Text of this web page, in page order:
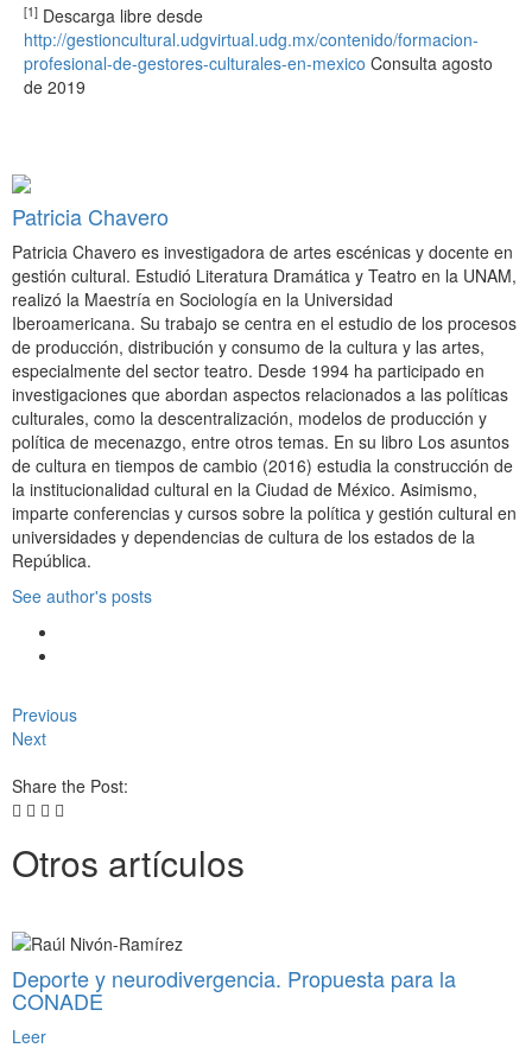
[1] Descarga libre desde
http://gestioncultural.udgvirtual.udg.mx/contenido/formacion-
profesional-de-gestores-culturales-en-mexico Consulta agosto
de 2019
Patricia Chavero
Patricia Chavero es investigadora de artes escénicas y docente en
gestión cultural. Estudió Literatura Dramática y Teatro en la UNAM,
realizó la Maestría en Sociología en la Universidad
Iberoamericana. Su trabajo se centra en el estudio de los procesos
de producción, distribución y consumo de la cultura y las artes,
especialmente del sector teatro. Desde 1994 ha participado en
investigaciones que abordan aspectos relacionados a las políticas
culturales, como la descentralización, modelos de producción y
política de mecenazgo, entre otros temas. En su libro Los asuntos
de cultura en tiempos de cambio (2016) estudia la construcción de
la institucionalidad cultural en la Ciudad de México. Asimismo,
imparte conferencias y cursos sobre la política y gestión cultural en
universidades y dependencias de cultura de los estados de la
República.
See author's posts
Previous
Next
Share the Post:
Otros artículos
Deporte y neurodivergencia. Propuesta para la
CONADE
Leer